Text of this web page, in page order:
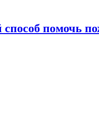
помочь